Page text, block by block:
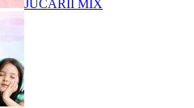
JUCARII MIX